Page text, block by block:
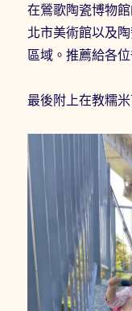
在鶯歌陶瓷博物
北市美術館以及
區域。推薦給各
最後附上在教糯